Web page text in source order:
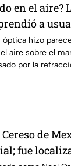
en el aire?
a
óptica hizo
aire sobre el
por la
de
fue